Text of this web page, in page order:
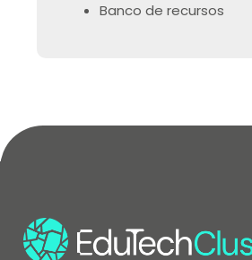
Banco de recursos